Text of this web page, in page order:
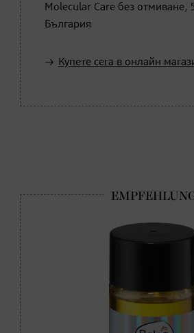
Molecular Care без отмиване,
България
Купете сега в онлайн